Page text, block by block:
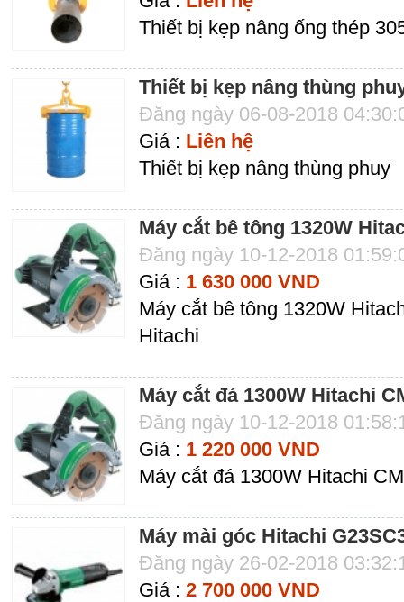
Thiết bị kẹp nâng ống thép
Thiết bị kẹp nâng thùng
Đăng ngày 06-08-2018
Giá : Liên hệ
Thiết bị kẹp nâng thùng phuy
Máy cắt bê tông 1320W
Đăng ngày 10-12-2018
Giá : 1 630 000 VND
Máy cắt bê tông 1320W
Hitachi
Máy cắt đá 1300W Hitachi
Đăng ngày 10-12-2018
Giá : 1 220 000 VND
Máy cắt đá 1300W Hitachi
Máy mài góc Hitachi
Đăng ngày 26-02-2018
Giá : 2 700 000 VND